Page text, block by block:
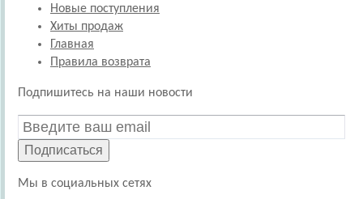
Новые поступления
Хиты продаж
Главная
Правила возврата
Подпишитесь на наши новости
Подписаться
Мы в социальных сетях